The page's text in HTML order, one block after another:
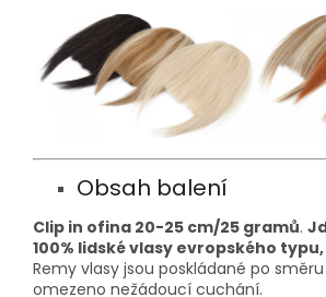
Obsah balení
Clip in ofina 20-25 cm/25 gramů.
100% lidské vlasy evropského
Remy vlasy jsou poskládané po
omezeno nežádoucí cuchání.